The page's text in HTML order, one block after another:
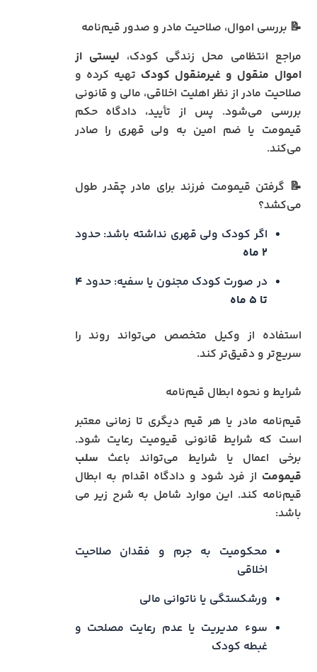
📝 بررسی اموال، صلاحیت مادر و صدور قیم‌نامه
مراجع انتظامی محل زندگی کودک، لیستی از
اموال منقول و غیرمنقول کودک تهیه کرده و
صلاحیت مادر از نظر اهلیت اخلاقی، مالی و قانونی
بررسی می‌شود. پس از تأیید، دادگاه حکم
قیمومت یا ضم امین به ولی قهری را صادر
می‌کند.
📝 گرفتن قیمومت فرزند برای مادر چقدر طول
می‌کشد؟
اگر کودک ولی قهری نداشته باشد: حدود
۲ ماه
در صورت کودک مجنون یا سفیه: حدود ۴
تا ۵ ماه
استفاده از وکیل متخصص می‌تواند روند را
سریع‌تر و دقیق‌تر کند.
شرایط و نحوه ابطال قیم‌نامه
قیم‌نامه مادر یا هر قیم دیگری تا زمانی معتبر
است که شرایط قانونی قیومیت رعایت شود.
برخی اعمال یا شرایط می‌تواند باعث سلب
قیمومت از فرد شود و دادگاه اقدام به ابطال
قیم‌نامه کند. این موارد شامل به شرح زیر می
باشد:
محکومیت به جرم و فقدان صلاحیت
اخلاقی
ورشکستگی یا ناتوانی مالی
سوء مدیریت یا عدم رعایت مصلحت و
غبطه کودک